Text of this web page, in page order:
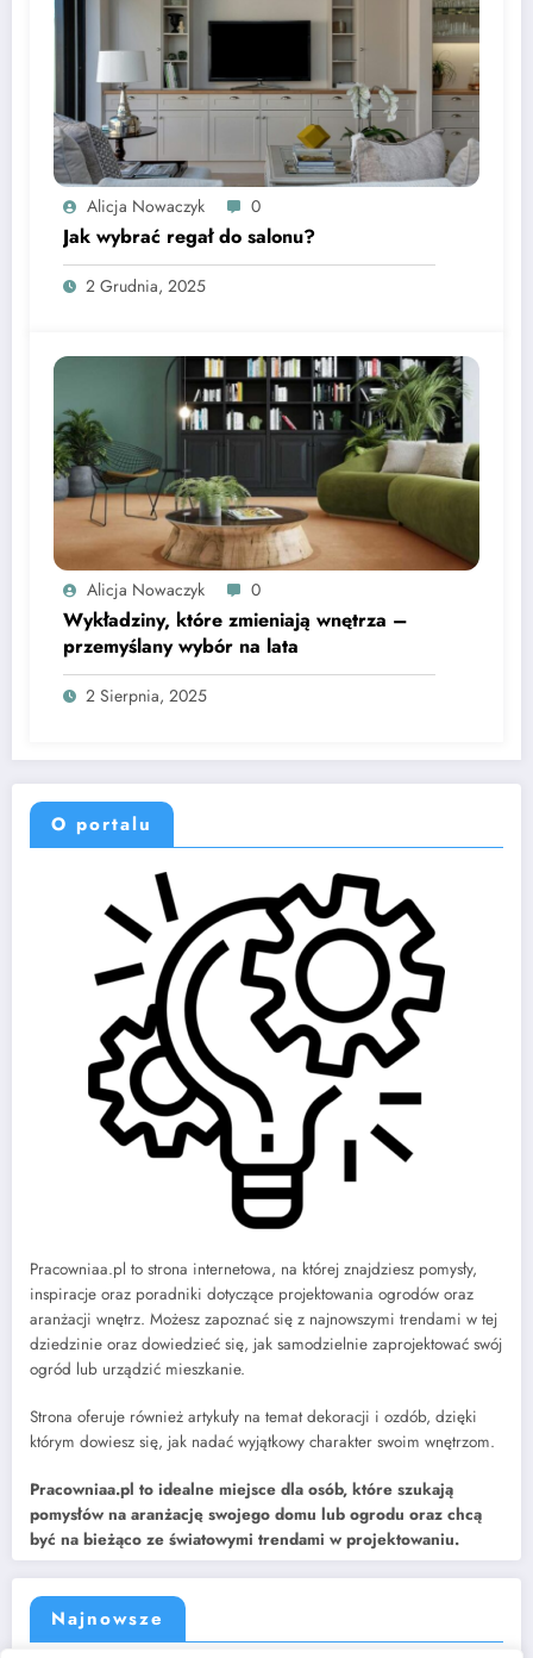
Alicja Nowaczyk 0
Jak wybrać regał do salonu?
2 Grudnia, 2025
Alicja Nowaczyk 0
Wykładziny, które zmieniają wnętrza –
przemyślany wybór na lata
2 Sierpnia, 2025
O portalu
Pracowniaa.pl to strona internetowa, na której znajdziesz pomysły,
inspiracje oraz poradniki dotyczące projektowania ogrodów oraz
aranżacji wnętrz. Możesz zapoznać się z najnowszymi trendami w tej
dziedzinie oraz dowiedzieć się, jak samodzielnie zaprojektować swój
ogród lub urządzić mieszkanie.
Strona oferuje również artykuły na temat dekoracji i ozdób, dzięki
którym dowiesz się, jak nadać wyjątkowy charakter swoim wnętrzom.
Pracowniaa.pl to idealne miejsce dla osób, które szukają
pomysłów na aranżację swojego domu lub ogrodu oraz chcą
być na bieżąco ze światowymi trendami w projektowaniu.
Najnowsze